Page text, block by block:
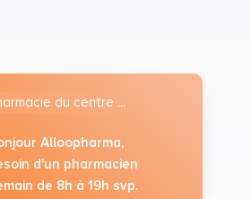
du centre ...
Alloopharma,
d'un pharmacien
de 8h à 19h svp.